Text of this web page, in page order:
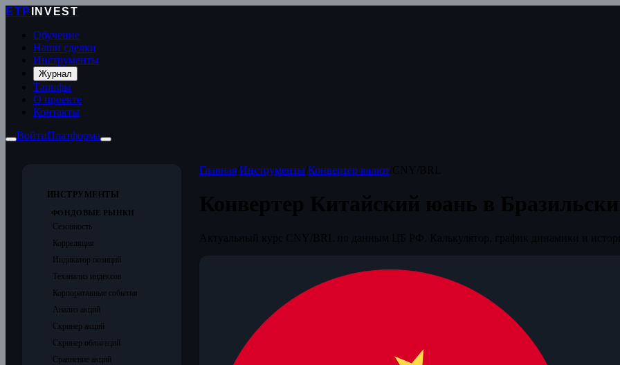
ETP
INVEST
Обучение
Наши сделки
Инструменты
Журнал
Тарифы
О проекте
Контакты
ВойтиПлатформа
ИНСТРУМЕНТЫ
ФОНДОВЫЕ РЫНКИ
Сезонность
Корреляция
Индикатор позиций
Теханализ индексов
Корпоративные события
Анализ акций
Скринер акций
Скринер облигаций
Сравнение акций
Главная/ Инструменты/ Конвертер валют/